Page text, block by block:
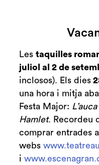
Lestaquilles
juliol al 2 de
inclosos). Els dies
una hora i mitja
Festa Major:
Hamlet. Recordeu
comprar entrades
webs
i